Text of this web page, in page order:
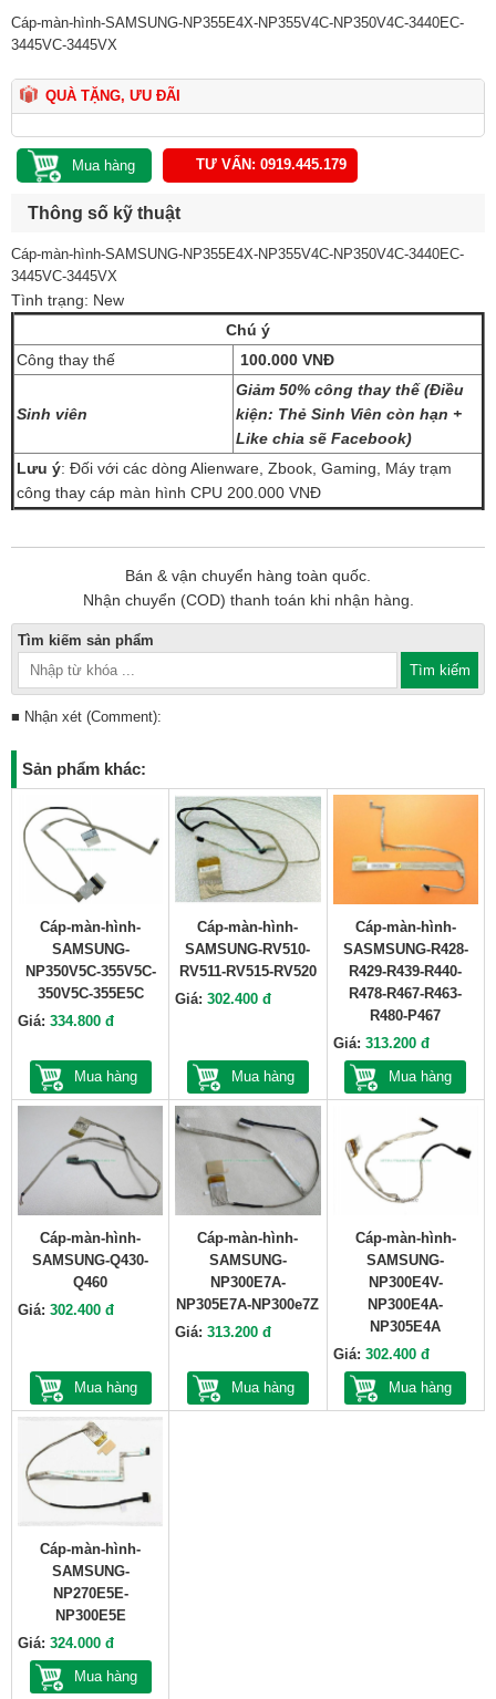
Cáp-màn-hình-SAMSUNG-NP355E4X-NP355V4C-NP350V4C-3440EC-
3445VC-3445VX
QUÀ TẶNG, ƯU ĐÃI
TƯ VẤN: 0919.445.179
Thông số kỹ thuật
Cáp-màn-hình-SAMSUNG-NP355E4X-NP355V4C-NP350V4C-3440EC-
3445VC-3445VX
Tình trạng: New
Chú ý
Công thay thế
100.000 VNĐ
Sinh viên
Giảm 50% công thay thế (Điều
kiện: Thẻ Sinh Viên còn hạn +
Like chia sẽ Facebook)
Lưu ý: Đối với các dòng Alienware, Zbook, Gaming, Máy trạm
công thay cáp màn hình CPU 200.000 VNĐ
Bán & vận chuyển hàng toàn quốc.
Nhận chuyển (COD) thanh toán khi nhận hàng.
Tìm kiếm sản phẩm
■ Nhận xét (Comment):
Sản phẩm khác:
Cáp-màn-hình-
SAMSUNG-
NP350V5C-355V5C-
350V5C-355E5C
Giá: 334.800 đ
Mua hàng
Cáp-màn-hình-
SAMSUNG-RV510-
RV511-RV515-RV520
Giá:302.400 đ
Mua hàng
Cáp-màn-hình-
SASMSUNG-R428-
R429-R439-R440-
R478-R467-R463-
R480-P467
Giá: 313.200 đ
Mua hàng
Cáp-màn-hình-
SAMSUNG-Q430-
Q460
Giá: 302.400 đ
Mua hàng
Cáp-màn-hình-
SAMSUNG-
NP300E7A-
NP305E7A-NP300e7Z
Giá:313.200 đ
Mua hàng
Cáp-màn-hình-
SAMSUNG-
NP300E4V-
NP300E4A-
NP305E4A
Giá: 302.400 đ
Mua hàng
Cáp-màn-hình-
SAMSUNG-
NP270E5E-
NP300E5E
Giá: 324.000 đ
Mua hàng